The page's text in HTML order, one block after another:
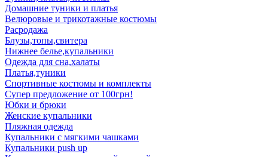
Домашние туники и платья
Велюровые и трикотажные костюмы
Расродажа
Блузы,топы,свитера
Нижнее белье,купальники
Одежда для сна,халаты
Платья,туники
Спортивные костюмы и комплекты
Супер предложение от 100грн!
Юбки и брюки
Женские купальники
Пляжная одежда
Купальники с мягкими чашками
Купальники push up